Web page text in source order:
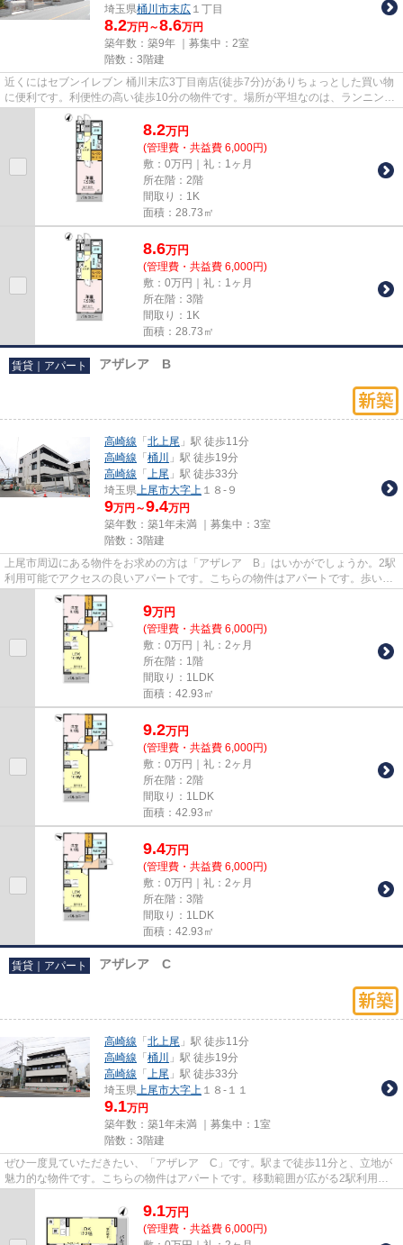
埼玉県桶川市末広 １丁目
8.2万円～8.6万円
築年数：築9年 ｜募集中： 2室
階数：3階建
近くにはセブンイレブン 桶川末広3丁目南店(徒歩7分)がありちょっとした買い物
に便利です。利便性の高い徒歩10分の物件です。場所が平坦なのは、ランニング
をする上で抑えたいポイント...
8.2万円
(管理費・共益費 6,000円)
敷：0万円｜礼：1ヶ月
所在階：2階
間取り：1K
面積：28.73㎡
8.6万円
(管理費・共益費 6,000円)
敷：0万円｜礼：1ヶ月
所在階：3階
間取り：1K
面積：28.73㎡
賃貸｜アパート アザレア B
高崎線 「 北上尾 」駅 徒歩11分
高崎線 「 桶川
」駅 徒歩19分
高崎線 「 上尾 」駅 徒歩33分
埼玉県上尾市大字上 １８-９
9万円～9.4万円
築年数：築1年未満 ｜募集中： 3室
階数：3階建
上尾市周辺にある物件をお求めの方は「アザレア B」はいかがでしょうか。2駅
利用可能でアクセスの良いアパートです。こちらの物件はアパートです。歩いて
11分ほどで駅にアクセスでき...
9万円
(管理費・共益費 6,000円)
敷：0万円｜礼：2ヶ月
所在階：1階
間取り：1LDK
面積：42.93㎡
9.2万円
(管理費・共益費 6,000円)
敷：0万円｜礼：2ヶ月
所在階：2階
間取り：1LDK
面積：42.93㎡
9.4万円
(管理費・共益費 6,000円)
敷：0万円｜礼：2ヶ月
所在階：3階
間取り：1LDK
面積：42.93㎡
賃貸｜アパート アザレア C
高崎線 「 北上尾 」駅 徒歩11分
高崎線 「 桶川
」駅 徒歩19分
高崎線 「 上尾 」駅 徒歩33分
埼玉県上尾市大字上 １８-１１
9.1万円
築年数：築1年未満 ｜募集中： 1室
階数：3階建
ぜひ一度見ていただきたい、「アザレア C」です。駅まで徒歩11分と、立地が
魅力的な物件です。こちらの物件はアパートです。移動範囲が広がる2駅利用可
9.1万円
(管理費・共益費 6,000円)